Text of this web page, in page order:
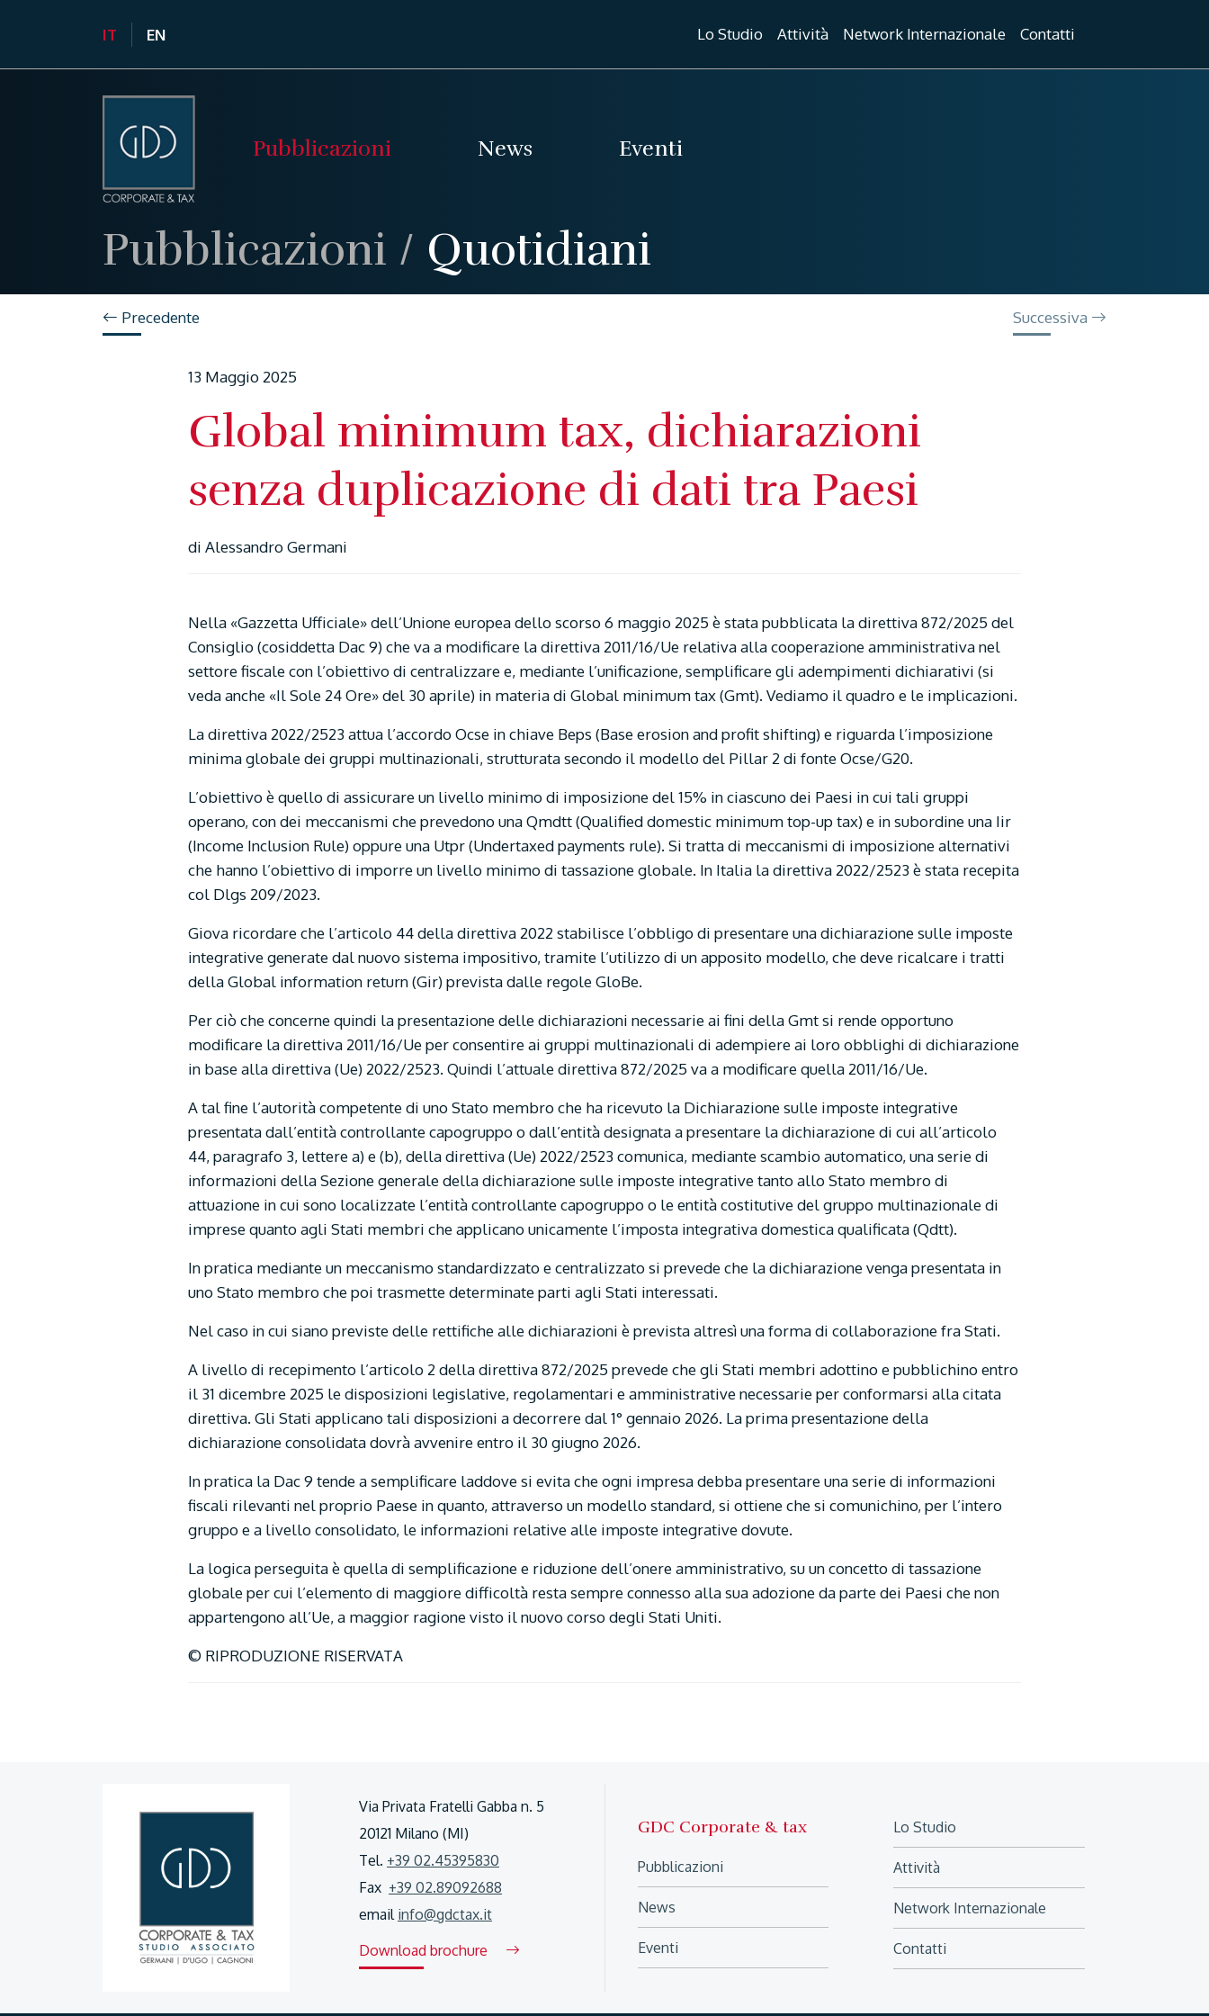
IT EN Lo Studio Attività Network Internazionale Contatti
Pubblicazioni News Eventi
Pubblicazioni / Quotidiani
Precedente Successiva
13 Maggio 2025
Global minimum tax, dichiarazioni
senza duplicazione di dati tra Paesi
di Alessandro Germani
Nella «Gazzetta Ufficiale» dell’Unione europea dello scorso 6 maggio 2025 è stata pubblicata la direttiva 872/2025 del
Consiglio (cosiddetta Dac 9) che va a modificare la direttiva 2011/16/Ue relativa alla cooperazione amministrativa nel
settore fiscale con l’obiettivo di centralizzare e, mediante l’unificazione, semplificare gli adempimenti dichiarativi (si
veda anche «Il Sole 24 Ore» del 30 aprile) in materia di Global minimum tax (Gmt). Vediamo il quadro e le implicazioni.
La direttiva 2022/2523 attua l’accordo Ocse in chiave Beps (Base erosion and profit shifting) e riguarda l’imposizione
minima globale dei gruppi multinazionali, strutturata secondo il modello del Pillar 2 di fonte Ocse/G20.
L’obiettivo è quello di assicurare un livello minimo di imposizione del 15% in ciascuno dei Paesi in cui tali gruppi
operano, con dei meccanismi che prevedono una Qmdtt (Qualified domestic minimum top-up tax) e in subordine una Iir
(Income Inclusion Rule) oppure una Utpr (Undertaxed payments rule). Si tratta di meccanismi di imposizione alternativi
che hanno l’obiettivo di imporre un livello minimo di tassazione globale. In Italia la direttiva 2022/2523 è stata recepita
col Dlgs 209/2023.
Giova ricordare che l’articolo 44 della direttiva 2022 stabilisce l’obbligo di presentare una dichiarazione sulle imposte
integrative generate dal nuovo sistema impositivo, tramite l’utilizzo di un apposito modello, che deve ricalcare i tratti
della Global information return (Gir) prevista dalle regole GloBe.
Per ciò che concerne quindi la presentazione delle dichiarazioni necessarie ai fini della Gmt si rende opportuno
modificare la direttiva 2011/16/Ue per consentire ai gruppi multinazionali di adempiere ai loro obblighi di dichiarazione
in base alla direttiva (Ue) 2022/2523. Quindi l’attuale direttiva 872/2025 va a modificare quella 2011/16/Ue.
A tal fine l’autorità competente di uno Stato membro che ha ricevuto la Dichiarazione sulle imposte integrative
presentata dall’entità controllante capogruppo o dall’entità designata a presentare la dichiarazione di cui all’articolo
44, paragrafo 3, lettere a) e (b), della direttiva (Ue) 2022/2523 comunica, mediante scambio automatico, una serie di
informazioni della Sezione generale della dichiarazione sulle imposte integrative tanto allo Stato membro di
attuazione in cui sono localizzate l’entità controllante capogruppo o le entità costitutive del gruppo multinazionale di
imprese quanto agli Stati membri che applicano unicamente l’imposta integrativa domestica qualificata (Qdtt).
In pratica mediante un meccanismo standardizzato e centralizzato si prevede che la dichiarazione venga presentata in
uno Stato membro che poi trasmette determinate parti agli Stati interessati.
Nel caso in cui siano previste delle rettifiche alle dichiarazioni è prevista altresì una forma di collaborazione fra Stati.
A livello di recepimento l’articolo 2 della direttiva 872/2025 prevede che gli Stati membri adottino e pubblichino entro
il 31 dicembre 2025 le disposizioni legislative, regolamentari e amministrative necessarie per conformarsi alla citata
direttiva. Gli Stati applicano tali disposizioni a decorrere dal 1° gennaio 2026. La prima presentazione della
dichiarazione consolidata dovrà avvenire entro il 30 giugno 2026.
In pratica la Dac 9 tende a semplificare laddove si evita che ogni impresa debba presentare una serie di informazioni
fiscali rilevanti nel proprio Paese in quanto, attraverso un modello standard, si ottiene che si comunichino, per l’intero
gruppo e a livello consolidato, le informazioni relative alle imposte integrative dovute.
La logica perseguita è quella di semplificazione e riduzione dell’onere amministrativo, su un concetto di tassazione
globale per cui l’elemento di maggiore difficoltà resta sempre connesso alla sua adozione da parte dei Paesi che non
appartengono all’Ue, a maggior ragione visto il nuovo corso degli Stati Uniti.
© RIPRODUZIONE RISERVATA
Via Privata Fratelli Gabba n. 5
20121 Milano (MI)
Tel. +39 02.45395830
Fax +39 02.89092688
email info@gdctax.it
Download brochure
GDC Corporate & tax
Pubblicazioni
News
Eventi
Lo Studio
Attività
Network Internazionale
Contatti